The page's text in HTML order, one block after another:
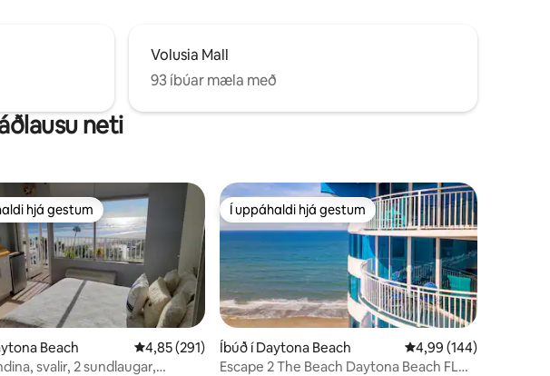
Volusia Mall
93 íbúar mæla með
neti
123 umsagnir
hjá gestum
hjá gestum
Beach 4,85 af 5 í meðaleinkunn, 291 umsagnir
4,85 (291)
svalir, 2 sundlaugar,
Í uppáhaldi hjá gestum
Í uppáhaldi hjá gestum
Íbúð í Daytona Beach 4,99 af 5 í
4,99 (144)
Escape 2 The Beach Daytona Beach FL